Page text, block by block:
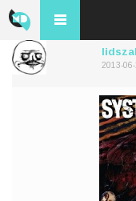
2013-